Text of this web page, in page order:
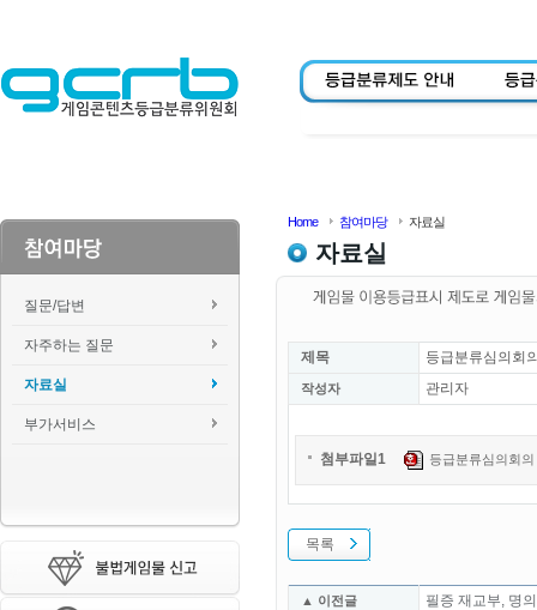
질문/답변
자주하는 질문
자료실
부가서비스
Home 참여마당 자료실
자료실
제목 등급분류심의회
작성자 관리자
첨부파일1 등급분류심의회
목록
▲ 이전글 필증 재교부, 명